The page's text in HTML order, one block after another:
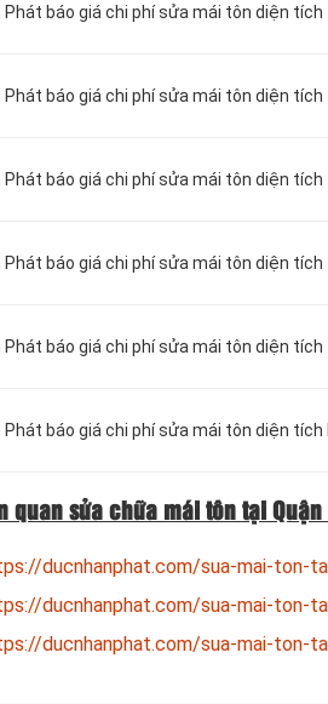
Phát báo giá chi phí sửa mái tôn diện tích
Phát báo giá chi phí sửa mái tôn diện tích
Phát báo giá chi phí sửa mái tôn diện tích
Phát báo giá chi phí sửa mái tôn diện tích
Phát báo giá chi phí sửa mái tôn diện tích
Phát báo giá chi phí sửa mái tôn diện
quan sửa chữa mái tôn tại
ducnhanphat.com/sua-mai-ton-
ducnhanphat.com/sua-mai-ton-
ducnhanphat.com/sua-mai-ton-